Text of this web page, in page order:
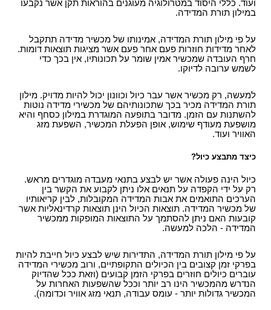
ועוד. כללי היסוד במטרולוגיה מעוגנים בהוראות תקן אשר נקבעו
במילון תורת המדידה.
על פי מילון תורת המדידה, אמינותו של מכשיר מדידה תתקבל
לאחר מדידות חוזרות פעם אחר פעם אשר מציגות תוצאות דומות.
חרף העובדה שמכשיר אמין שומר על תכונותיו, אין בכך כדי
לשמש ערובה לדיוקו.
למעשה, רק מכשיר אשר עבר כיול וכוונון יכול להיות מדויק. מילון
תורת המדידה מכיר בכך שתכונותיהם של מכשירי מדידה נוטות
להשתנות עם הזמן. מדובר בתופעה המוגדרת במילון כסחף והיא
מושפעת מעודף שימוש, אופן הפעלת המכשיר, השפעת מזג
האוויר ועוד.
כיצד מתבצע כיול?
כיול הינה פעולה אשר יש לבצע בתנאי מעבדה מוגדרים מראש.
רק על ידי הקפדה על תנאים אלו ניתן לקבוע את הקשר בין
הערכים התואמים את אבות המדידה המקובלות, לבין קריאותיו
של מכשיר המדידה. תוצאות הכיול הינן תוצאות קרדינאליות אשר
קובעות האם ניתן להסתמך על התוצאות המופקות ממכשיר
המדידה - הלכה למעשה.
על פי מילון תורת המדידה, התדירות שיש לבצע כיול חייבת להיות
בפרקי זמן קצובים בין הכיולים התקופתיים, ורוב מכשירי המדידה
עוברים כיולים חוזרים בפרקי הזמן קבועים (וזאת ככל שהדיוק
הנדרש מהמכשיר הינו רב יותר וככל שהשפעות האחרות על
המכשיר גדולות יותר - עומס עבודה, תנאי מזג אוויר וכדומה).